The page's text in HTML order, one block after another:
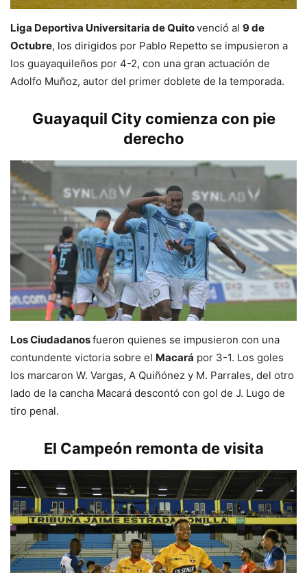
Liga Deportiva Universitaria de Quitovenció al 9 de
Octubre, los dirigidos por Pablo Repetto se impusieron a
los guayaquileños por 4-2, con una gran actuación de
Adolfo Muñoz, autor del primer doblete de la temporada.
Guayaquil City comienza con pie
derecho
Los Ciudadanosfueron quienes se impusieron con una
contundente victoria sobre el Macará por 3-1. Los goles
los marcaron W. Vargas, A Quiñónez y M. Parrales, del otro
lado de la cancha Macará descontó con gol de J. Lugo de
tiro penal.
El Campeón remonta de visita